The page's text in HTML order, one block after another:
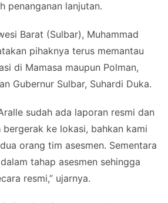
penanganan lanjutan.
Barat (Sulbar), Muhammad
pihaknya terus memantau
di Mamasa maupun Polman,
Gubernur Sulbar, Suhardi Duka.
sudah ada laporan resmi dan
bergerak ke lokasi, bahkan kami
orang tim asesmen. Sementara
tahap asesmen sehingga
resmi,” ujarnya.